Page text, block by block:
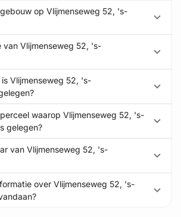
op Vlijmenseweg 52, 's-
van Vlijmenseweg 52, 's-
Vlijmenseweg 52, 's-
waarop Vlijmenseweg 52, 's-
gelegen?
van Vlijmenseweg 52, 's-
over Vlijmenseweg 52, 's-